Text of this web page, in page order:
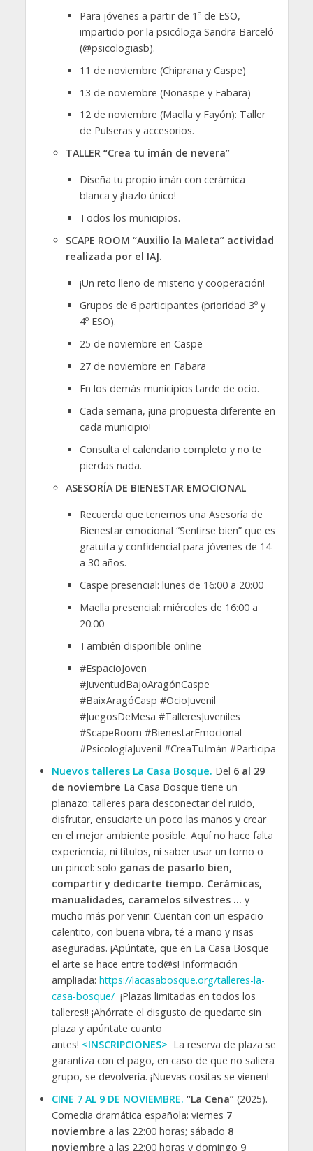
Para jóvenes a partir de 1º de ESO,
impartido por la psicóloga Sandra Barceló
(@psicologiasb).
11 de noviembre (Chiprana y Caspe)
13 de noviembre (Nonaspe y Fabara)
12 de noviembre (Maella y Fayón): Taller
de Pulseras y accesorios.
TALLER “Crea tu imán de nevera”
Diseña tu propio imán con cerámica
blanca y ¡hazlo único!
Todos los municipios.
SCAPE ROOM “Auxilio la Maleta” actividad
realizada por el IAJ.
¡Un reto lleno de misterio y cooperación!
Grupos de 6 participantes (prioridad 3º y
4º ESO).
25 de noviembre en Caspe
27 de noviembre en Fabara
En los demás municipios tarde de ocio.
Cada semana, ¡una propuesta diferente en
cada municipio!
Consulta el calendario completo y no te
pierdas nada.
ASESORÍA DE BIENESTAR EMOCIONAL
Recuerda que tenemos una Asesoría de
Bienestar emocional “Sentirse bien” que es
gratuita y confidencial para jóvenes de 14
a 30 años.
Caspe presencial: lunes de 16:00 a 20:00
Maella presencial: miércoles de 16:00 a
20:00
También disponible online
#EspacioJoven
#JuventudBajoAragónCaspe
#BaixAragóCasp #OcioJuvenil
#JuegosDeMesa #TalleresJuveniles
#ScapeRoom #BienestarEmocional
#PsicologíaJuvenil #CreaTuImán #Participa
Nuevos talleres La Casa Bosque. Del 6 al 29
de noviembre La Casa Bosque tiene un
planazo: talleres para desconectar del ruido,
disfrutar, ensuciarte un poco las manos y crear
en el mejor ambiente posible. Aquí no hace falta
experiencia, ni títulos, ni saber usar un torno o
un pincel: solo ganas de pasarlo bien,
compartir y dedicarte tiempo. Cerámicas,
manualidades, caramelos silvestres … y
mucho más por venir. Cuentan con un espacio
calentito, con buena vibra, té a mano y risas
aseguradas. ¡Apúntate, que en La Casa Bosque
el arte se hace entre tod@s! Información
ampliada: https://lacasabosque.org/talleres-la-
casa-bosque/ ¡Plazas limitadas en todos los
talleres!! ¡Ahórrate el disgusto de quedarte sin
plaza y apúntate cuanto
antes! <INSCRIPCIONES> La reserva de plaza se
garantiza con el pago, en caso de que no saliera
grupo, se devolvería. ¡Nuevas cositas se vienen!
CINE 7 AL 9 DE NOVIEMBRE. “La Cena”(2025).
Comedia dramática española: viernes 7
noviembre a las 22:00 horas; sábado 8
noviembre a las 22:00 horas y domingo 9